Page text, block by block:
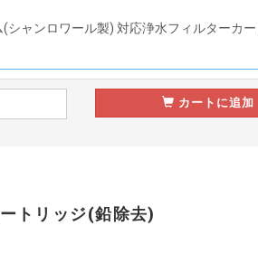
シャンロワール製) 対応浄水フィルターカ
カートに追加
トリッジ(鉛除去)